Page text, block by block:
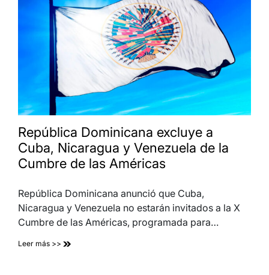
República Dominicana excluye a
Cuba, Nicaragua y Venezuela de la
Cumbre de las Américas
República Dominicana anunció que Cuba,
Nicaragua y Venezuela no estarán invitados a la X
Cumbre de las Américas, programada para…
Leer más >>